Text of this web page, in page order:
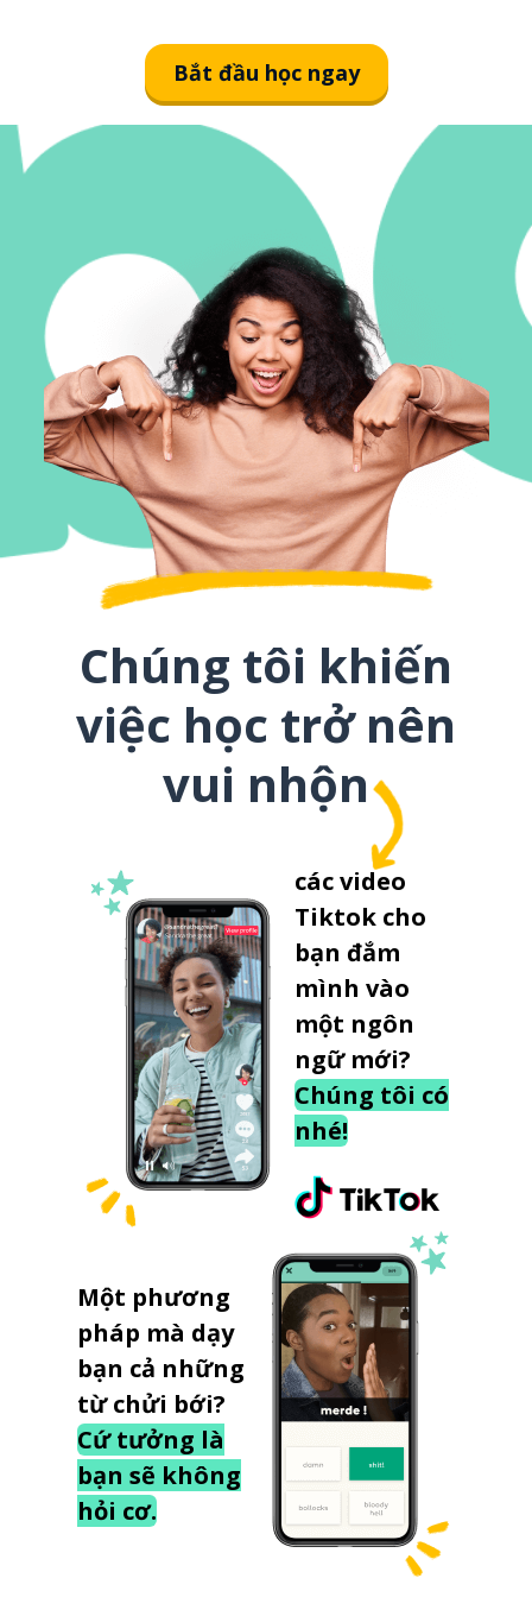
Bắt đầu học ngay
Chúng tôi khiến
việc học trở nên
vui nhộn
các video
Tiktok cho
bạn đắm
mình vào
một ngôn
ngữ mới?
Chúng tôi có
nhé!
Một phương
pháp mà dạy
bạn cả những
từ chửi bới?
Cứ tưởng là
bạn sẽ không
hỏi cơ.